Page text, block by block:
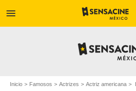
menu
Inicio Famosos Actrizes Actriz americana